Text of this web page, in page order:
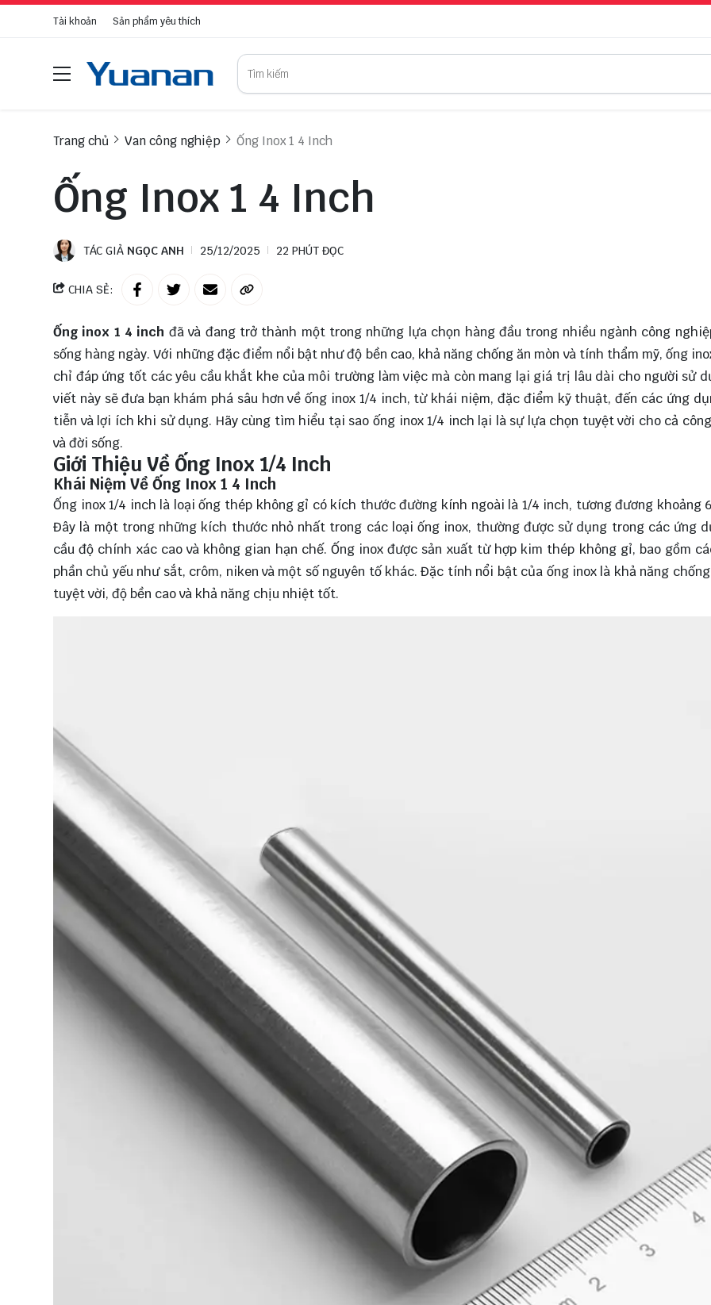
Tài khoản Sản phẩm yêu thích
Trang chủ Van công nghiệp Ống Inox 1 4 Inch
Ống Inox 1 4 Inch
TÁC GIẢ NGỌC ANH 25/12/2025 22 PHÚT ĐỌC
CHIA SẺ:
Ống inox 1 4 inch đã và đang trở thành một trong những lựa chọn hàng đầu trong nhiều ngành công
sống hàng ngày. Với những đặc điểm nổi bật như độ bền cao, khả năng chống ăn mòn và tính thẩm mỹ, ống
chỉ đáp ứng tốt các yêu cầu khắt khe của môi trường làm việc mà còn mang lại giá trị lâu dài cho người sử
viết này sẽ đưa bạn khám phá sâu hơn về ống inox 1/4 inch, từ khái niệm, đặc điểm kỹ thuật, đến các ứng
tiễn và lợi ích khi sử dụng. Hãy cùng tìm hiểu tại sao ống inox 1/4 inch lại là sự lựa chọn tuyệt vời cho cả
và đời sống.
Giới Thiệu Về Ống Inox 1/4 Inch
Khái Niệm Về Ống Inox 1 4 Inch
Ống inox 1/4 inch là loại ống thép không gỉ có kích thước đường kính ngoài là 1/4 inch, tương đương khoảng
Đây là một trong những kích thước nhỏ nhất trong các loại ống inox, thường được sử dụng trong các ứng
cầu độ chính xác cao và không gian hạn chế. Ống inox được sản xuất từ hợp kim thép không gỉ, bao gồm
phần chủ yếu như sắt, crôm, niken và một số nguyên tố khác. Đặc tính nổi bật của ống inox là khả năng chống
tuyệt vời, độ bền cao và khả năng chịu nhiệt tốt.